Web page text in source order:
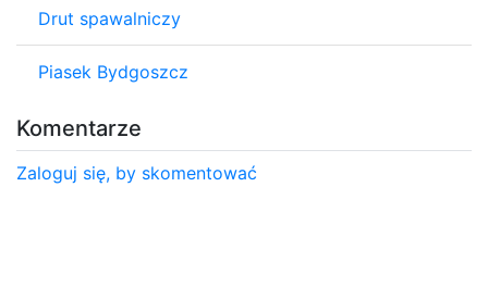
Drut spawalniczy
Piasek Bydgoszcz
Komentarze
Zaloguj się, by skomentować